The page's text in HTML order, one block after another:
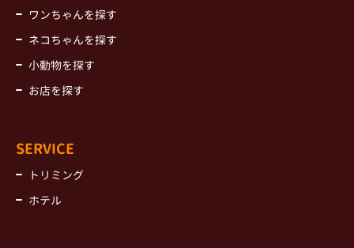
ワンちゃんを探す
ネコちゃんを探す
小動物を探す
お店を探す
SERVICE
トリミング
ホテル